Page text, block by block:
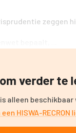
zeggen
verder te
alleen beschikbaar
HISWA-